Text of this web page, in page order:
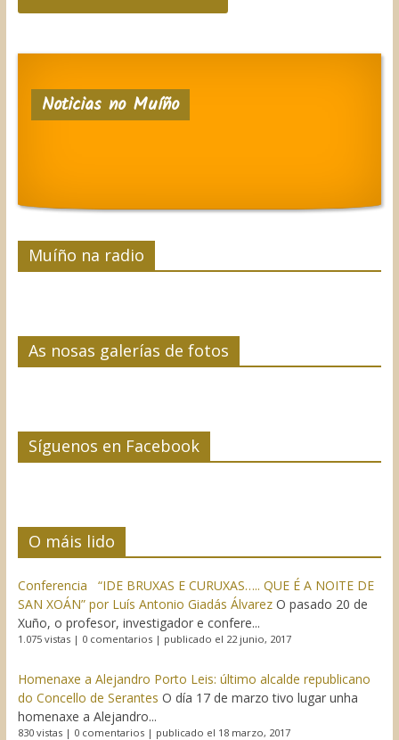
Noticias no Muíño
Muíño na radio
As nosas galerías de fotos
Síguenos en Facebook
O máis lido
Conferencia “IDE BRUXAS E CURUXAS….. QUE É A NOITE DE
SAN XOÁN” por Luís Antonio Giadás Álvarez O pasado 20 de
Xuño, o profesor, investigador e confere...
1.075 vistas| 0 comentarios| publicado el 22 junio, 2017
Homenaxe a Alejandro Porto Leis: último alcalde republicano
do Concello de Serantes O día 17 de marzo tivo lugar unha
homenaxe a Alejandro...
830 vistas| 0 comentarios| publicado el 18 marzo, 2017